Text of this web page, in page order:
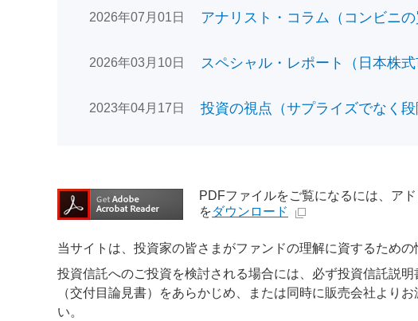
2026年07月01日 アナリスト・コラム（コンビニ
2026年03月10日 スペシャル・レポート（日本株
2023年04月17日 投資の視点（サプライズでなく
PDFファイルをご覧になるには、ア
をダウンロード
当サイトは、投資家の皆さまがファンドの理解に資するための
投資信託へのご投資を検討される場合には、必ず投資信託説
（交付目論見書）をあらかじめ、または同時に販売会社より
い。